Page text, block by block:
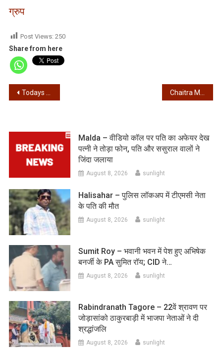
ग्रुप
Post Views: 250
Share from here
Post
Todays News – 03/03/2026 – आज की खबरें Chaitra Maas – देश और विश्व के लिए कैसा रहेगा चैत्र मास
Malda – वीडियो कॉल पर पति का अफेयर देख
पत्नी ने तोड़ा फोन, पति और ससुराल वालों ने
जिंदा जलाया
August 8, 2026 sunlight
Halisahar – पुलिस लॉकअप में टीएमसी नेता
के पति की मौत
August 8, 2026 sunlight
Sumit Roy – भवानी भवन में पेश हुए अभिषेक
बनर्जी के PA सुमित रॉय; CID ने…
August 8, 2026 sunlight
Rabindranath Tagore – 22वें श्रावण पर
जोड़ासांको ठाकुरबाड़ी में भाजपा नेताओं ने दी
श्रद्धांजलि
August 8, 2026 sunlight